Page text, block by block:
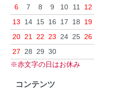
6
7 8 9 10 11
12
13
14 15 16 17 18
19
20 21 22 23 24 25 26
27 28 29 30
※赤文字の日はお休み
コンテンツ